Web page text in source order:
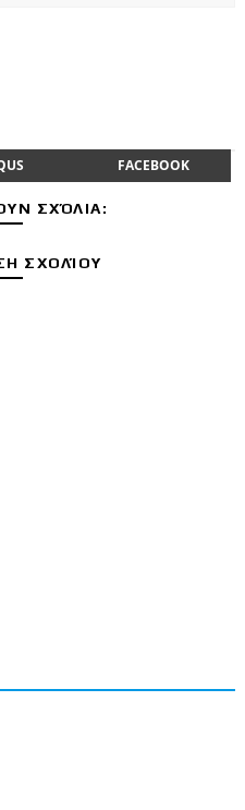
FACEBOOK
ΣΧΌΛΙΑ:
ΣΧΟΛΊΟΥ